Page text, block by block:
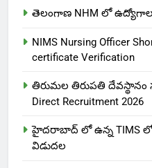
తెలంగాణ NHM లో
NIMS Nursing Officer
certificate Verification
తిరుమల తిరుపతి దేవస్థానం
Direct Recruitment 2026
హైదరాబాద్ లో ఉన్న TIMS లో
విడుదల